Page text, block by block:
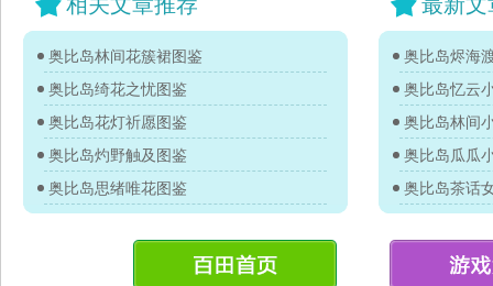
奥比岛林间花簇裙图鉴
奥比岛绮花之忧图鉴
奥比岛花灯祈愿图鉴
奥比岛灼野触及图鉴
奥比岛思绪唯花图鉴
奥比岛烬海
奥比岛忆云
奥比岛林间
奥比岛瓜瓜
奥比岛茶话